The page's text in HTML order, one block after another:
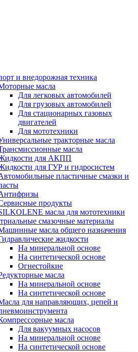
и внедорожная техника
масла
Для легковых автомобилей
Для грузовых автомобилей
Для стационарных газовых
двигателей
Для мототехники
тракторные масла
масла
для АКПП
для ГУР и гидросистем
пластичные смазки и
продукты
масла для мототехники
смазочные материалы
масла общего назначения
жидкости
На минеральной основе
На синтетической основе
Огнестойкие
масла
На минеральной основе
На синтетической основе
для направляющих, цепей и
масла
Для вакуумных насосов
На минеральной основе
На синтетической основе